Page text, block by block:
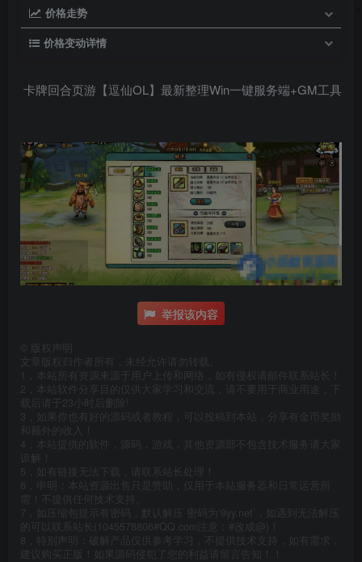
价格走势
价格变动详情
卡牌回合页游【逗仙OL】最新整理Win一键服务端+GM工具
举报该内容
版权声明
文章版权归作者所有，未经允许请勿转载。
1，本站所有资源来源于用户上传和网络，如有侵权请邮件联系站长！
2，本站软件分享目的仅供大家学习和交流，请不要用于商业用途，下
载后请于23小时后删除!
3，如果你也有好的源码或者教程，可以投稿到本站，分享有金币奖励
和额外的收入！
4，本站提供的软件，源码，游戏，其他资源部不包含技术服务请大家
谅解！
5，如有链接无法下载，请联系站长处理！
6，申明：本站资源出售只是赞助，仅用于本站服务器和日常运营所
需！不提供任何技术支持。
7，如压缩包提示有密码，默认解压 密码为‘9yy.net’，如遇到无法解压
的可以联系站长(1045578806#QQ.com注意：#改成@)！
8，特别声明：破解产品仅供参考学习，不提供技术支持，如有需求，
建议购买正版！如果源码侵犯了您的利益请留言告知！！